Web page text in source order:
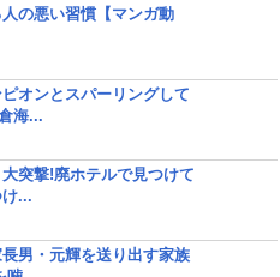
人の悪い習慣【マンガ動
オンとスパーリングして
海...
突撃!廃ホテルで見つけて
...
長男・元輝を送り出す家族